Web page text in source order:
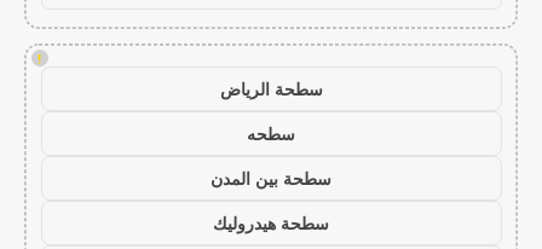
!
سطحة الرياض
سطحه
سطحة بين المدن
سطحة هيدروليك